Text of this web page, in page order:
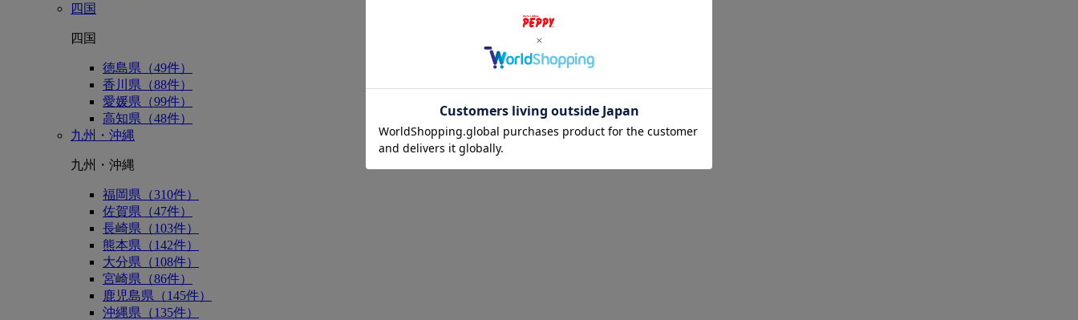
四国
四国
徳島県（49件）
香川県（88件）
愛媛県（99件）
高知県（48件）
九州・沖縄
九州・沖縄
福岡県（310件）
佐賀県（47件）
長崎県（103件）
熊本県（142件）
大分県（108件）
宮崎県（86件）
鹿児島県（145件）
沖縄県（135件）